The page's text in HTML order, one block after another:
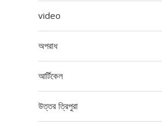
video
অপরাধ
আর্টিকেল
উত্তর ত্রিপুরা